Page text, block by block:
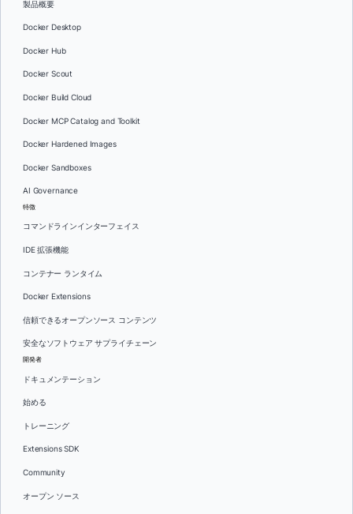
製品概要
Docker Desktop
Docker Hub
Docker Scout
Docker Build Cloud
Docker MCP Catalog and Toolkit
Docker Hardened Images
Docker Sandboxes
AI Governance
特徴
コマンドラインインターフェイス
IDE 拡張機能
コンテナー ランタイム
Docker Extensions
信頼できるオープンソース コンテンツ
安全なソフトウェア サプライチェーン
開発者
ドキュメンテーション
始める
トレーニング
Extensions SDK
Community
オープン ソース